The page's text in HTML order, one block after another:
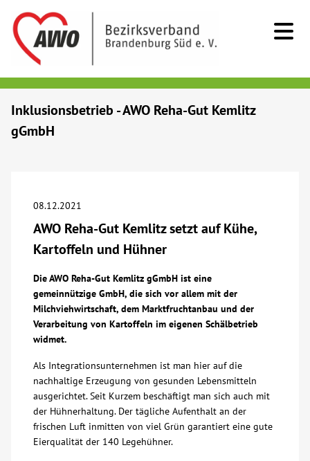
Senioren
Begegnung
Bildung
Über uns
Veranstaltungen
Spenden
Inklusionsbetrieb - AWO Reha-Gut Kemlitz
gGmbH
08.12.2021
AWO Reha-Gut Kemlitz setzt auf Kühe,
Kartoffeln und Hühner
Die AWO Reha-Gut Kemlitz gGmbH ist eine
gemeinnützige GmbH, die sich vor allem mit der
Milchviehwirtschaft, dem Marktfruchtanbau und der
Verarbeitung von Kartoffeln im eigenen Schälbetrieb
widmet.
Als Integrationsunternehmen ist man hier auf die
nachhaltige Erzeugung von gesunden Lebensmitteln
ausgerichtet. Seit Kurzem beschäftigt man sich auch mit
der Hühnerhaltung. Der tägliche Aufenthalt an der
frischen Luft inmitten von viel Grün garantiert eine gute
Eierqualität der 140 Legehühner.